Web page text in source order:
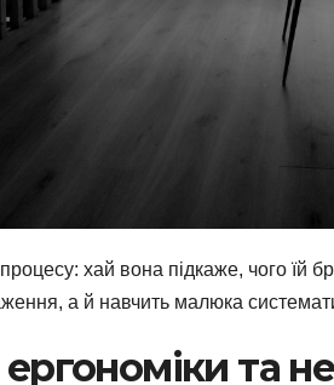
хай вона підкаже, чого їй
а й навчить малюка
та